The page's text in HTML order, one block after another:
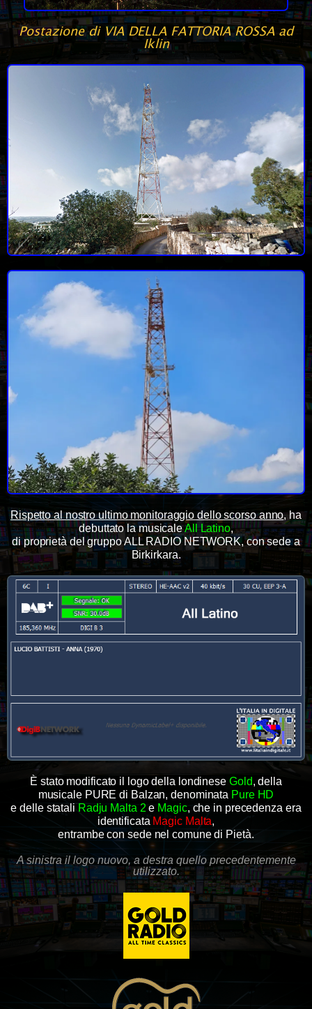
Postazione di VIA DELLA FATTORIA ROSSA ad
Iklin
Rispetto al nostro ultimo monitoraggio dello scorso anno, ha
debuttato la musicaleAll Latino,
di proprietà del gruppo ALL RADIO NETWORK, con sede a
Birkirkara.
È stato modificato il logo della londinese Gold, della
musicale PURE di Balzan, denominata Pure HD
e delle statali Radju Malta 2 e Magic, che in precedenza era
identificata Magic Malta,
entrambe con sede nel comune di Pietà.
A sinistra il logo nuovo, a destra quello precedentemente
utilizzato.